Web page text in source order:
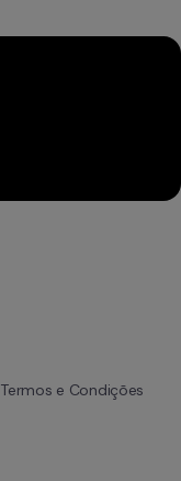
Termos e Condições